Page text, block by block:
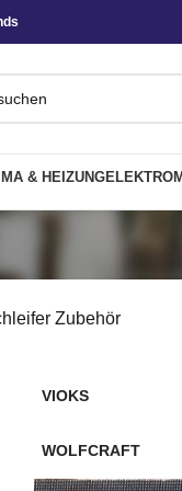
& HEIZUNG
Zubehör
VIOKS
WOLFCRAFT